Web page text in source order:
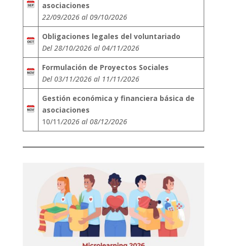
asociaciones
22/09/2026 al 09/10/2026
Obligaciones legales del voluntariado
Del 28/10/2026 al 04/11/2026
Formulación de Proyectos Sociales
Del 03/11/2026 al 11/11/2026
Gestión económica y financiera básica de
asociaciones
10/11/2026 al 08/12/2026